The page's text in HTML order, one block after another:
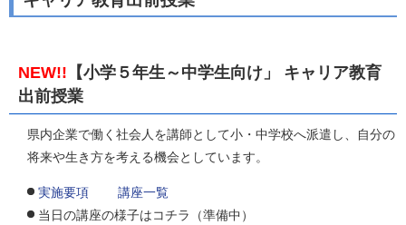
NEW!! 【小学５年生～中学生向け」 キャリア教育
出前授業
県内企業で働く社会人を講師として小・中学校へ派遣し、自分の
将来や生き方を考える機会としています。
実施要項
講座一覧
当日の講座の様子はコチラ（準備中）